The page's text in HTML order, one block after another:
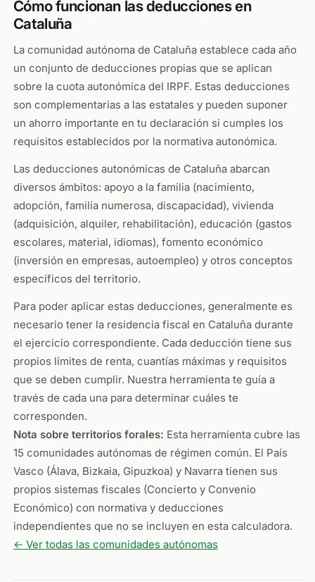
Cómo funcionan las deducciones en
Cataluña
La comunidad autónoma de Cataluña establece cada año
un conjunto de deducciones propias que se aplican
sobre la cuota autonómica del IRPF. Estas deducciones
son complementarias a las estatales y pueden suponer
un ahorro importante en tu declaración si cumples los
requisitos establecidos por la normativa autonómica.
Las deducciones autonómicas de Cataluña abarcan
diversos ámbitos: apoyo a la familia (nacimiento,
adopción, familia numerosa, discapacidad), vivienda
(adquisición, alquiler, rehabilitación), educación (gastos
escolares, material, idiomas), fomento económico
(inversión en empresas, autoempleo) y otros conceptos
específicos del territorio.
Para poder aplicar estas deducciones, generalmente es
necesario tener la residencia fiscal en Cataluña durante
el ejercicio correspondiente. Cada deducción tiene sus
propios límites de renta, cuantías máximas y requisitos
que se deben cumplir. Nuestra herramienta te guía a
través de cada una para determinar cuáles te
corresponden.
Nota sobre territorios forales: Esta herramienta cubre las
15 comunidades autónomas de régimen común. El País
Vasco (Álava, Bizkaia, Gipuzkoa) y Navarra tienen sus
propios sistemas fiscales (Concierto y Convenio
Económico) con normativa y deducciones
independientes que no se incluyen en esta calculadora.
← Ver todas las comunidades autónomas